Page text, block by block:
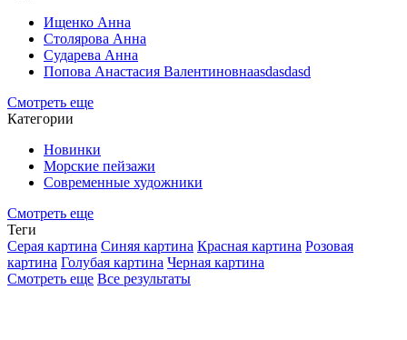
Ищенко Анна
Столярова Анна
Сударева Анна
Попова Анастасия Валентиновнаasdasdasd
Смотреть еще
Категории
Новинки
Морские пейзажи
Современные художники
Смотреть еще
Теги
Серая картина Синяя картина Красная картина Розовая
картина Голубая картина Черная картина
Смотреть еще Все результаты